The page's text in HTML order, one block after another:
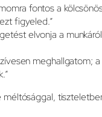
fontos a
figyeled.”
elvonja a
meghallgatom; a